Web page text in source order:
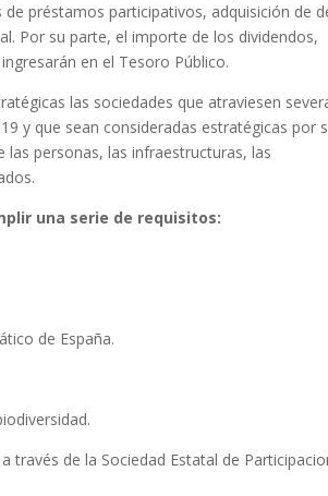
préstamos participativos, adquisición de
Por su parte, el importe de los dividendos,
en el Tesoro Público.
las sociedades que atraviesen
y que sean consideradas estratégicas por
personas, las infraestructuras, las
una serie de requisitos:
de España.
de la Sociedad Estatal de